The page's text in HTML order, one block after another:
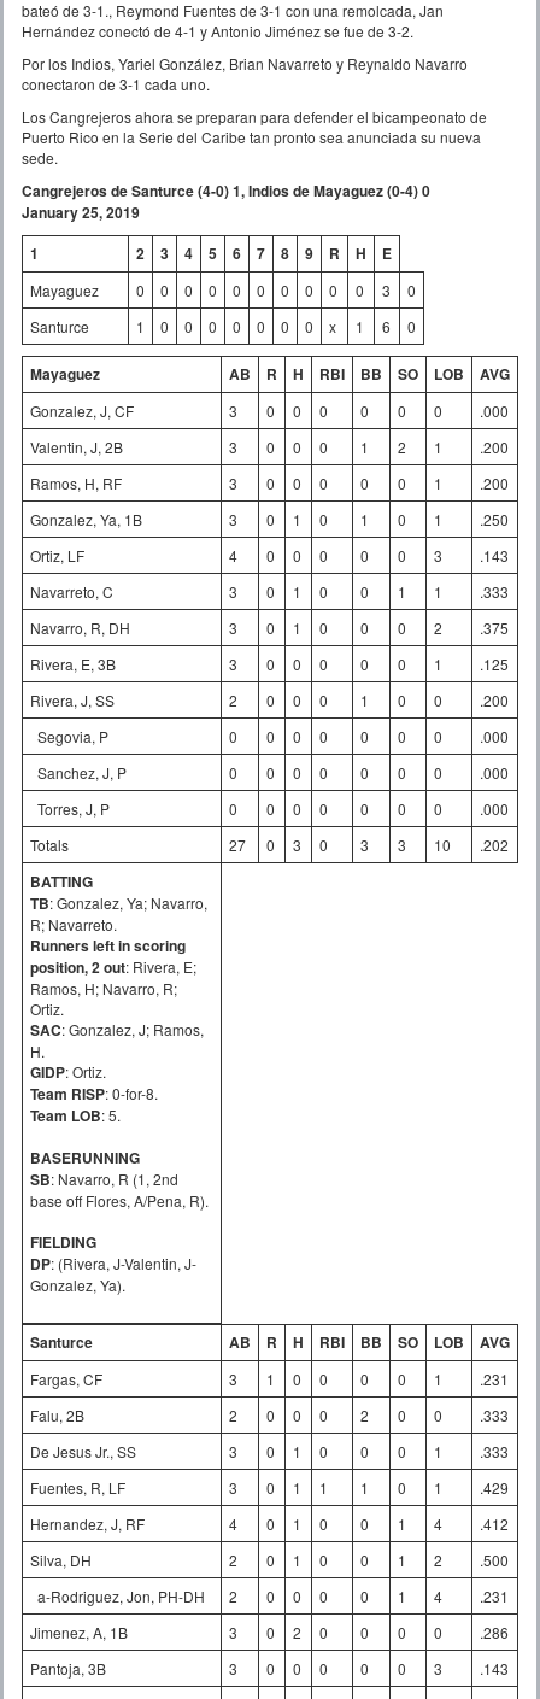
bateó de 3-1., Reymond Fuentes de 3-1 con una remolcada, Jan
Hernández conectó de 4-1 y Antonio Jiménez se fue de 3-2.
Por los Indios, Yariel González, Brian Navarreto y Reynaldo Navarro
conectaron de 3-1 cada uno.
Los Cangrejeros ahora se preparan para defender el bicampeonato de
Puerto Rico en la Serie del Caribe tan pronto sea anunciada su nueva
sede.
Cangrejeros de Santurce (4-0) 1, Indios de Mayaguez (0-4) 0
January 25, 2019
1
2 3 4 5 6 7 8 9 R H E
Mayaguez 0 0 0 0 0 0 0 0 0 0 3
0
Santurce
1 0 0 0 0 0 0 0 x 1 6 0
Mayaguez AB R H RBI BB SO LOB AVG
Gonzalez, J, CF 3 0 0 0 0 0 0
.000
Valentin, J, 2B
3 0 0 0 1 2 1
.200
Ramos, H, RF
3 0 0 0 0 0 1
.200
Gonzalez, Ya, 1B
3 0 1 0 1 0 1
.250
Ortiz, LF
4 0 0 0 0 0 3
.143
Navarreto, C
3 0 1 0 0 1 1
.333
Navarro, R, DH
3 0 1 0 0 0 2
.375
Rivera, E, 3B
3 0 0 0 0 0 1
.125
Rivera, J, SS
2 0 0 0 1 0 0
.200
Segovia, P
0 0 0 0 0 0 0
.000
Sanchez, J, P
0 0 0 0 0 0 0
.000
Torres, J, P
0 0 0 0 0 0 0
.000
Totals
27 0 3 0 3 3 10 .202
BATTING
TB: Gonzalez, Ya; Navarro,
R; Navarreto.
Runners left in scoring
position, 2 out: Rivera, E;
Ramos, H; Navarro, R;
Ortiz.
SAC: Gonzalez, J; Ramos,
H.
GIDP: Ortiz.
Team RISP: 0-for-8.
Team LOB: 5.
BASERUNNING
SB: Navarro, R (1, 2nd
base off Flores, A/Pena, R).
FIELDING
DP: (Rivera, J-Valentin, J-
Gonzalez, Ya).
Santurce AB R H RBI BB SO LOB AVG
Fargas, CF 3 1 0 0 0 0 1
.231
Falu, 2B
2 0 0 0 2 0 0
.333
De Jesus Jr., SS
3 0 1 0 0 0 1
.333
Fuentes, R, LF
3 0 1 1 1 0 1
.429
Hernandez, J, RF
4 0 1 0 0 1 4
.412
Silva, DH
2 0 1 0 0 1 2
.500
a-Rodriguez, Jon, PH-DH
2 0 0 0 0 1 4
.231
Jimenez, A, 1B
3 0 2 0 0 0 0
.286
Pantoja, 3B
3 0 0 0 0 0 3
.143